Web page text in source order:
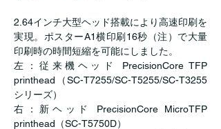
2.64インチ大型ヘッド搭載により高速印刷を
実現。ポスターA1横印刷16秒（注）で大量
印刷時の時間短縮を可能にしました。
左：従来機ヘッド PrecisionCore TFP
printhead（SC-T7255/SC-T5255/SC-T3255
シリーズ）
右：新ヘッド PrecisionCore MicroTFP
printhead（SC-T5750D）